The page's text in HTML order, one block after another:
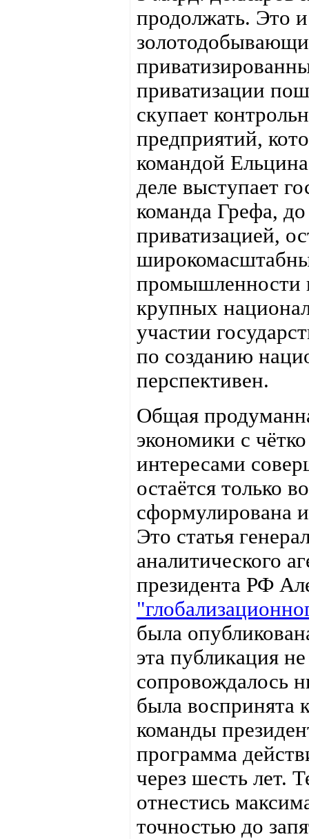
продолжать. Это
приватизации
скупает
предприятий,
командой
деле выступает
команда Грефа,
приватизацией,
промышленности
крупных
участии
по созданию
перспективен.
Общая
экономики с
интересами
остаётся только
сформулирована
Это статья
аналитического
президента РФ
была
эта публикация
сопровождалось
была воспринята
команды
программа
через шесть лет.
отнестись
точностью до